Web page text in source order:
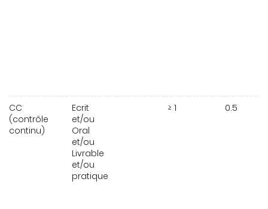
CC
(contrôle
continu)
Ecrit
et/ou
Oral
et/ou
Livrable
et/ou
pratique
≥ 1 0.5